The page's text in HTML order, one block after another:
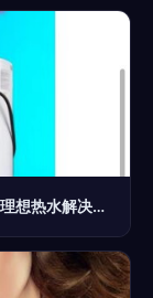
商用电热水器BDE200-150 美容美发行业的理想热水解决方案